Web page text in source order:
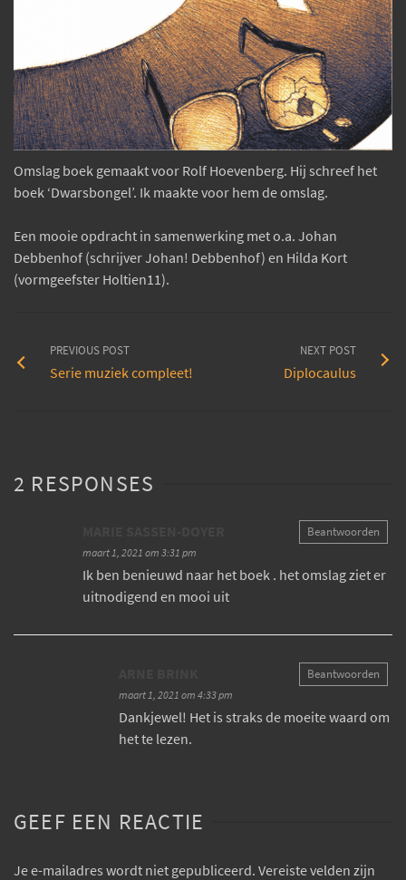
Omslag boek gemaakt voor Rolf Hoevenberg. Hij schreef het
boek ‘Dwarsbongel’. Ik maakte voor hem de omslag.
Een mooie opdracht in samenwerking met o.a. Johan
Debbenhof (schrijver Johan! Debbenhof) en Hilda Kort
(vormgeefster Holtien11).
PREVIOUS POST
Serie muziek compleet!
NEXT POST
Diplocaulus
2 RESPONSES
maart 1, 2021 om 3:31 pm
Ik ben benieuwd naar het boek . het omslag ziet er
uitnodigend en mooi uit
Beantwoorden
maart 1, 2021 om 4:33 pm
Dankjewel! Het is straks de moeite waard om
het te lezen.
Beantwoorden
GEEF EEN REACTIE
Je e-mailadres wordt niet gepubliceerd. Vereiste velden zijn